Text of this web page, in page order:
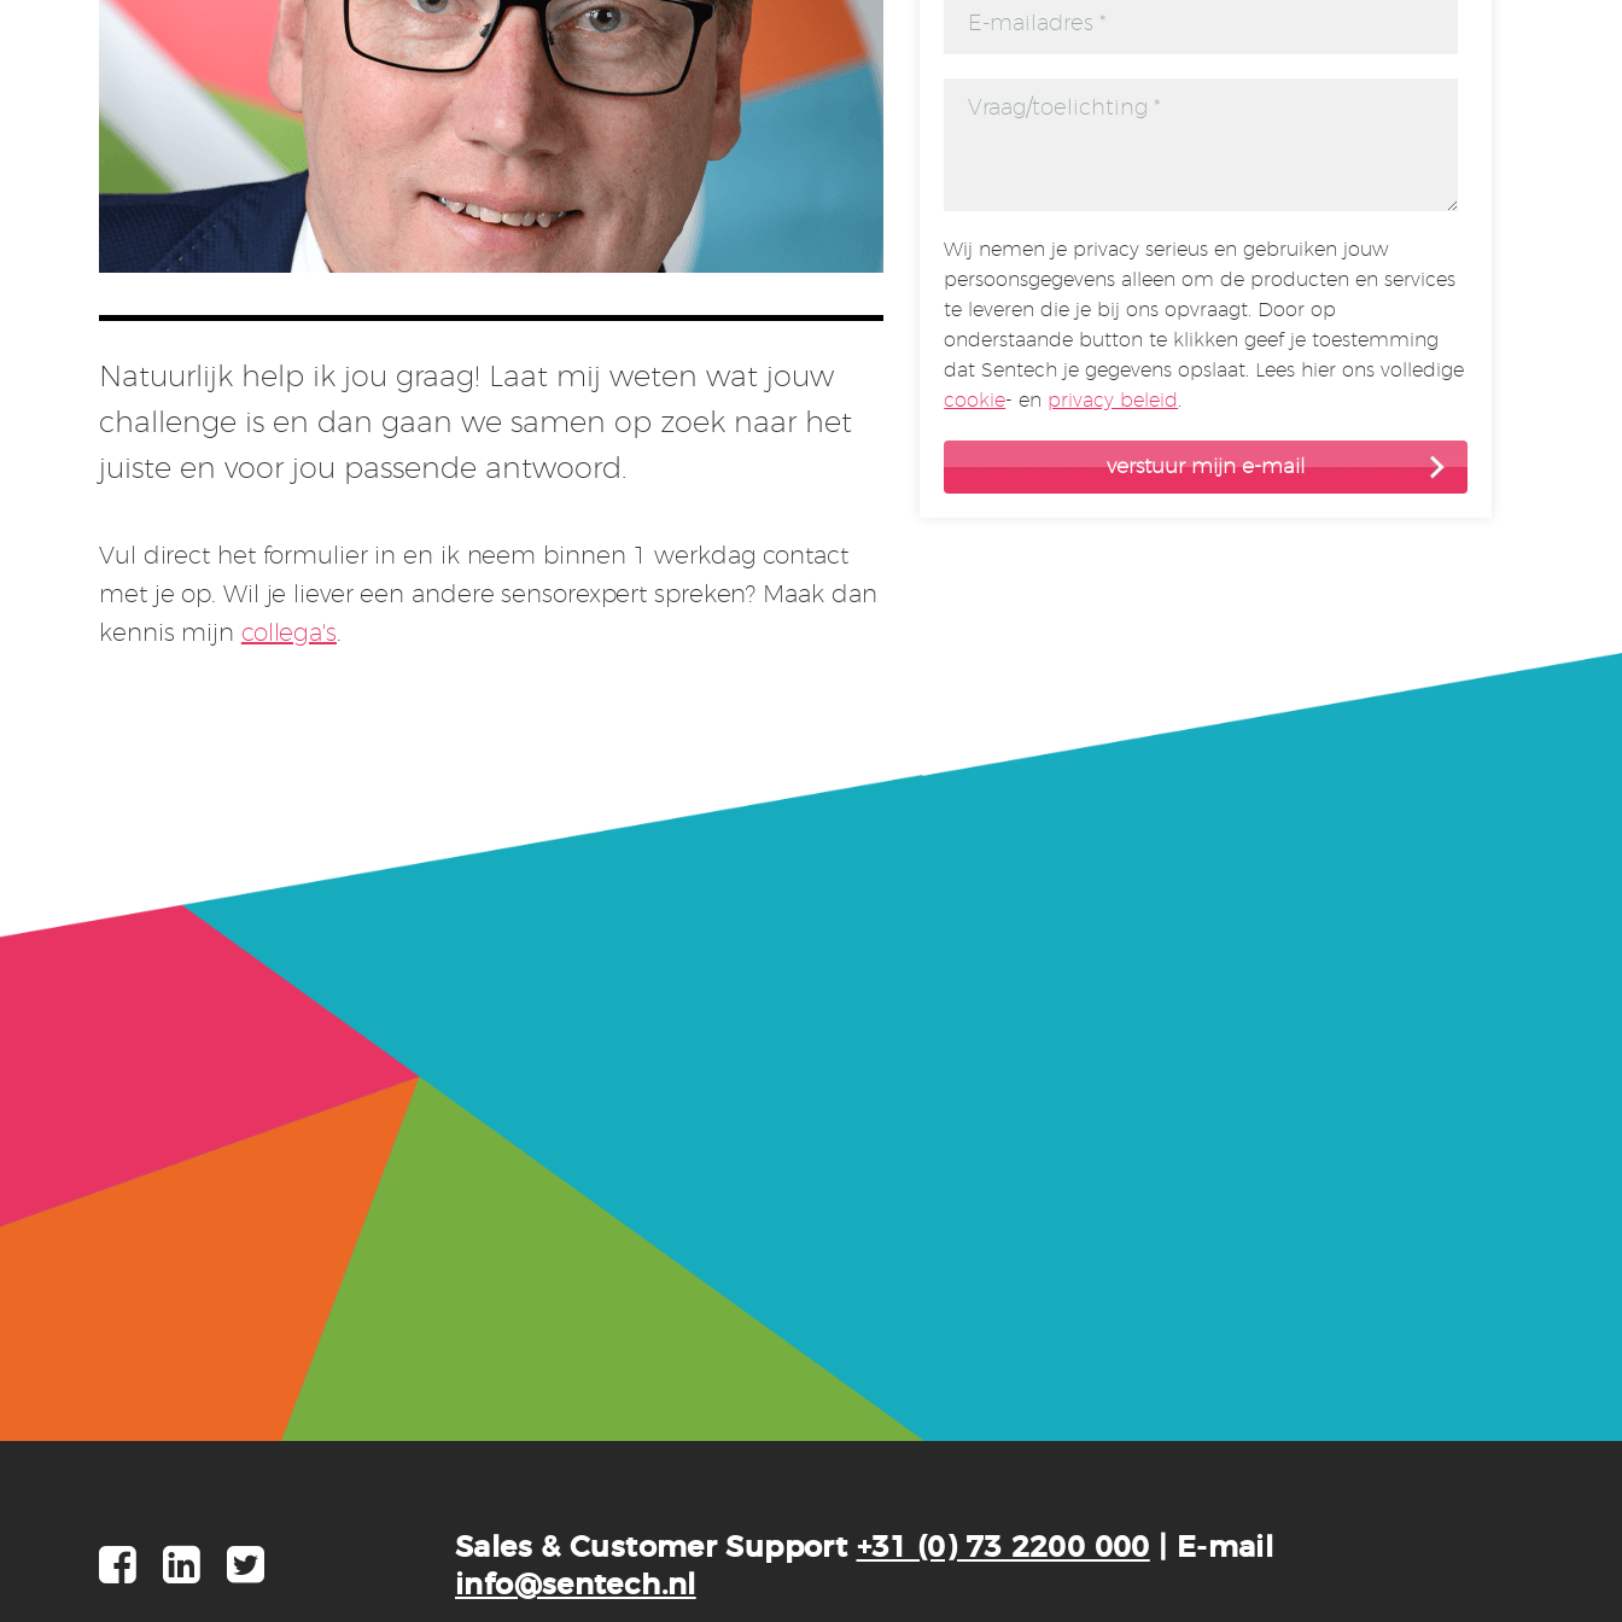
Natuurlijk help ik jou graag! Laat mij weten wat jouw
challenge is en dan gaan we samen op zoek naar het
juiste en voor jou passende antwoord.
Vul direct het formulier in en ik neem binnen 1 werkdag contact
met je op. Wil je liever een andere sensorexpert spreken? Maak dan
kennis mijn collega's.
Wij nemen je privacy serieus en gebruiken jouw
persoonsgegevens alleen om de producten en services
te leveren die je bij ons opvraagt. Door op
onderstaande button te klikken geef je toestemming
dat Sentech je gegevens opslaat. Lees hier ons volledige
cookie- en privacy beleid
Sales & Customer Support +31 (0) 73 2200 000 | E-mail
info@sentech.nl